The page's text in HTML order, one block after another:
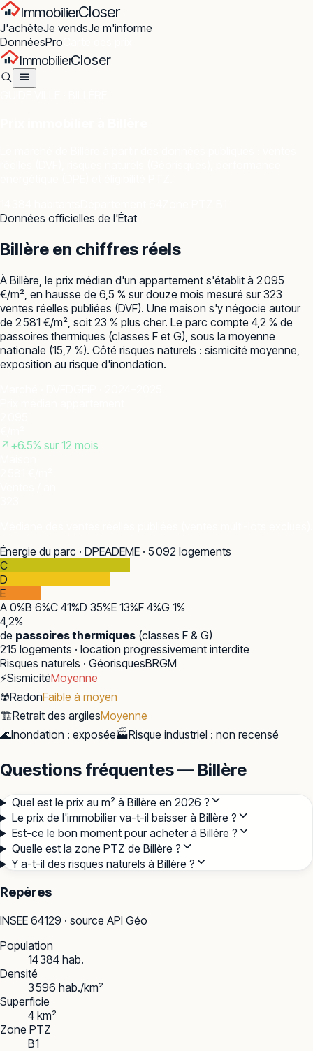
ImmobilierCloser
J'achèteJe vendsJe m'informe
DonnéesPro
ImmobilierCloser
Données officielles de l'État
Billère en chiffres réels
À Billère, le prix médian d'un appartement s'établit à 2 095
€/m², en hausse de 6,5 % sur douze mois mesuré sur 323
ventes réelles publiées (DVF). Une maison s'y négocie autour
de 2 581 €/m², soit 23 % plus cher. Le parc compte 4,2 % de
passoires thermiques (classes F et G), sous la moyenne
nationale (15,7 %). Côté risques naturels : sismicité moyenne,
exposition au risque d'inondation.
↗ +6.5% sur 12 mois
Énergie du parc · DPEADEME · 5 092 logements
C
D
E
A 0%B 6%C 41%D 35%E 13%F 4%G 1%
4,2%
de passoires thermiques (classes F & G)
215 logements · location progressivement interdite
Risques naturels · GéorisquesBRGM
⚡SismicitéMoyenne
☢️RadonFaible à moyen
🏗️Retrait des argilesMoyenne
🌊Inondation : exposée🏭Risque industriel : non recensé
Questions fréquentes — Billère
Quel est le prix au m² à Billère en 2026 ?
Le prix de l'immobilier va-t-il baisser à Billère ?
Est-ce le bon moment pour acheter à Billère ?
Quelle est la zone PTZ de Billère ?
Y a-t-il des risques naturels à Billère ?
Repères
INSEE 64129 · source API Géo
Population
14 384 hab.
Densité
3 596 hab./km²
Superficie
4 km²
Zone PTZ
B1